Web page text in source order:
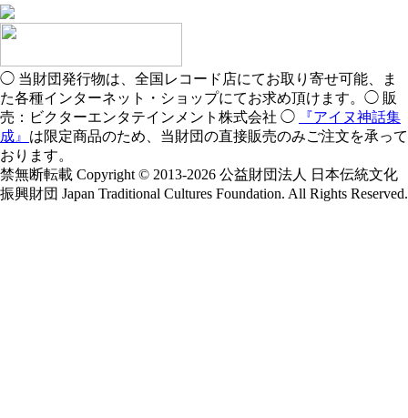
◯ 当財団発行物は、全国レコード店にてお取り寄せ可能、ま
た各種インターネット・ショップにてお求め頂けます。◯ 販
売：ビクターエンタテインメント株式会社 ◯
『アイヌ神話集
成』 は限定商品のため、当財団の直接販売のみご注文を承って
おります。
禁無断転載 Copyright © 2013-2026 公益財団法人 日本伝統文化
振興財団 Japan Traditional Cultures Foundation. All Rights Reserved.